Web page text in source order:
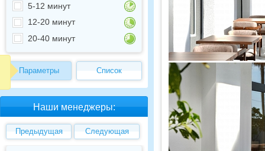
5-12 минут
12-20 минут
20-40 минут
Параметры Список
Наши менеджеры:
Предыдущая Следующая